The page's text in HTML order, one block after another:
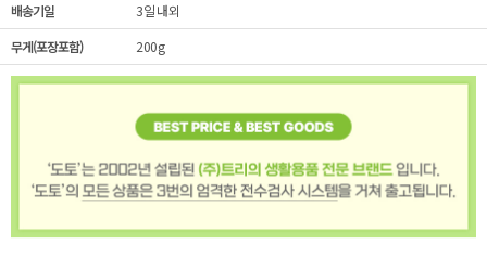
배송기일
3일 내외
무게(포장포함)
200g